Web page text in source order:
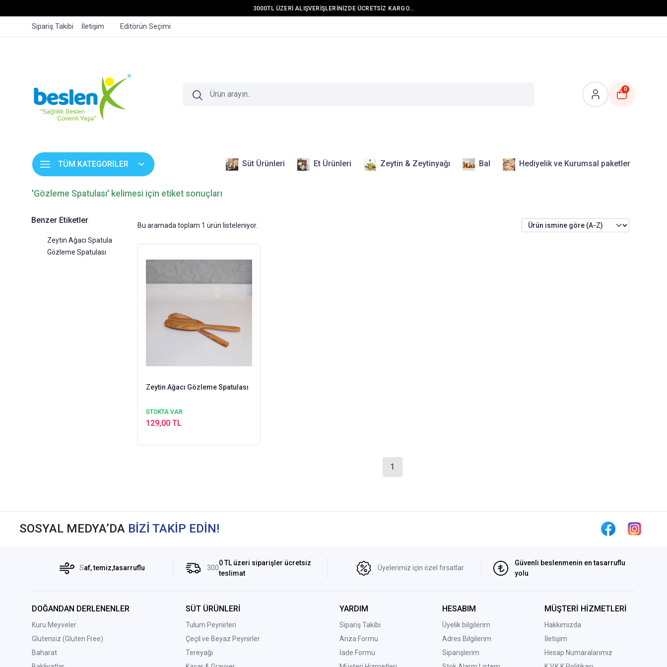
3000TL ÜZERİ ALIŞVERİŞLERİNİZDE ÜCRETSİZ KARGO...
Sipariş Takibi İletişim Editörün Seçimi
0
TÜM KATEGORİLER Süt Ürünleri Et Ürünleri Zeytin & Zeytinyağı Bal Hediyelik ve Kurumsal paketler
'Gözleme Spatulası' kelimesi için etiket sonuçları
Benzer Etiketler
Zeytin Ağacı Spatula
Gözleme Spatulası
Bu aramada toplam 1 ürün listeleniyor.
Zeytin Ağacı Gözleme Spatulası
STOKTA VAR
129,00 TL
1
SOSYAL MEDYA’DA BİZİ TAKİP EDİN!
Saf, temiz,tasarruflu 300
0 TL üzeri siparişler ücretsiz
teslimat
Üyelerimiz için özel fırsatlar
Güvenli beslenmenin en tasarruflu
yolu
DOĞANDAN DERLENENLER
Kuru Meyveler
Glutensiz (Gluten Free)
Baharat
SÜT ÜRÜNLERİ
Tulum Peynirleri
Çeçil ve Beyaz Peynirler
Tereyağı
YARDIM
Sipariş Takibi
Arıza Formu
İade Formu
HESABIM
Üyelik bilgilerim
Adres Bilgilerim
Siparişlerim
MÜŞTERİ HİZMETLERİ
Hakkımızda
İletişim
Hesap Numaralarımız